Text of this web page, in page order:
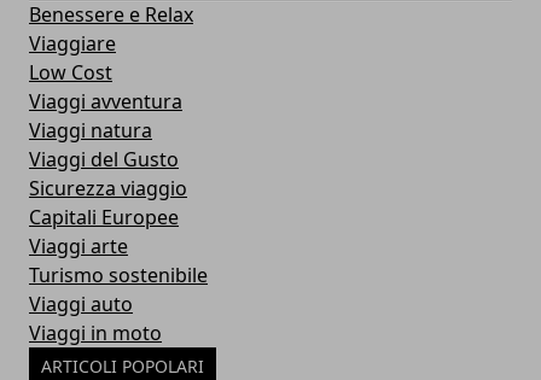
Benessere e Relax
Viaggiare
Low Cost
Viaggi avventura
Viaggi natura
Viaggi del Gusto
Sicurezza viaggio
Capitali Europee
Viaggi arte
Turismo sostenibile
Viaggi auto
Viaggi in moto
ARTICOLI POPOLARI